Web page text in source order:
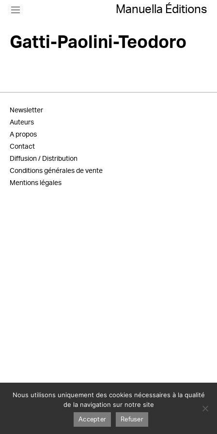
Manuella Éditions
Gatti-Paolini-Teodoro
Newsletter
Auteurs
A propos
Contact
Diffusion / Distribution
Conditions générales de vente
Mentions légales
Nous utilisons uniquement des cookies nécessaires à la qualité
de la navigation sur notre site
Accepter Refuser